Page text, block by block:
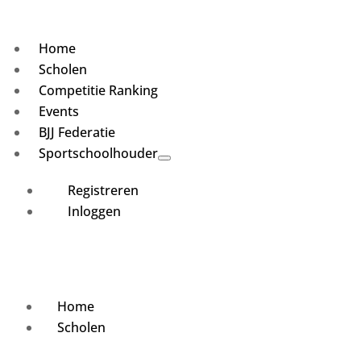
Home
Scholen
Competitie Ranking
Events
BJJ Federatie
Sportschoolhouder
Registreren
Inloggen
Home
Scholen